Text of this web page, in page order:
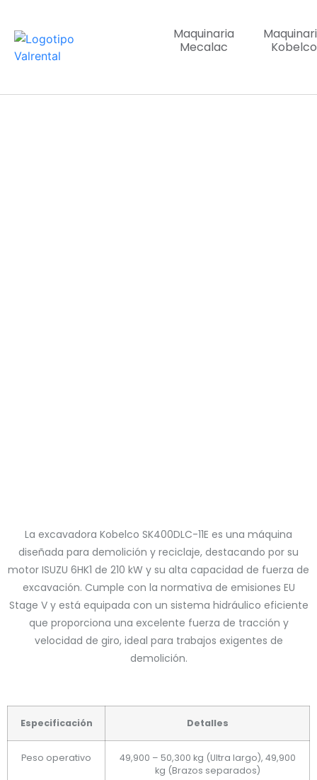
Maquinaria
Mecalac
Kobelco
La excavadora Kobelco SK400DLC-11E es una máquina
diseñada para demolición y reciclaje, destacando por su
motor ISUZU 6HK1 de 210 kW y su alta capacidad de fuerza de
excavación. Cumple con la normativa de emisiones EU
Stage V y está equipada con un sistema hidráulico eficiente
que proporciona una excelente fuerza de tracción y
velocidad de giro, ideal para trabajos exigentes de
demolición.
Especificación Detalles
Peso operativo
49,900 – 50,300 kg (Ultra largo), 49,900
kg (Brazos separados)